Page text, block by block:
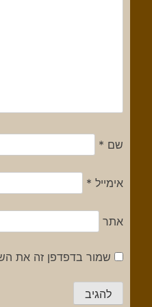
שם *
אימייל *
אתר
שמור בדפדפן זה את